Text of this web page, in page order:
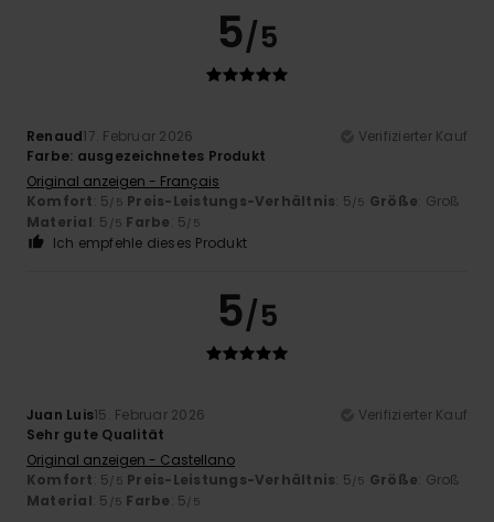
5/5
Renaud17. Februar 2026
Verifizierter Kauf
Farbe: ausgezeichnetes Produkt
Original anzeigen - Français
Komfort: 5 /5 Preis-Leistungs-Verhältnis: 5 /5 Größe: Groß
Material: 5 /5 Farbe: 5 /5
Ich empfehle dieses Produkt
5/5
Juan Luis15. Februar 2026
Verifizierter Kauf
Sehr gute Qualität
Original anzeigen - Castellano
Komfort: 5 /5 Preis-Leistungs-Verhältnis: 5 /5 Größe: Groß
Material: 5 /5 Farbe: 5 /5